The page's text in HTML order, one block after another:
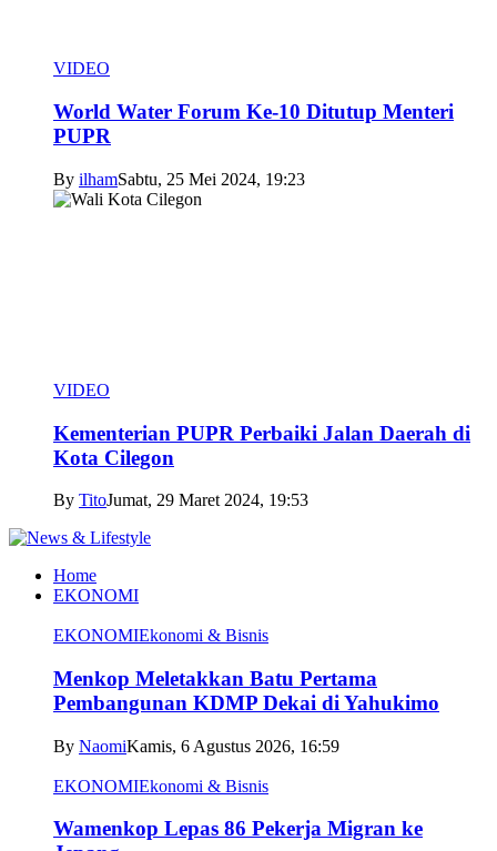
VIDEO
World Water Forum Ke-10 Ditutup Menteri
PUPR
By ilhamSabtu, 25 Mei 2024, 19:23
VIDEO
Kementerian PUPR Perbaiki Jalan Daerah di
Kota Cilegon
By TitoJumat, 29 Maret 2024, 19:53
Home
EKONOMI
EKONOMIEkonomi & Bisnis
Menkop Meletakkan Batu Pertama
Pembangunan KDMP Dekai di Yahukimo
By NaomiKamis, 6 Agustus 2026, 16:59
EKONOMIEkonomi & Bisnis
Wamenkop Lepas 86 Pekerja Migran ke